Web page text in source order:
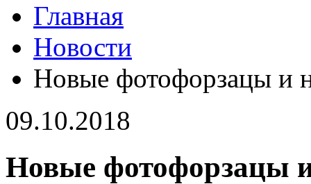
Главная
Новости
Новые фотофорзацы и
09.10.2018
Новые фотофорзацы